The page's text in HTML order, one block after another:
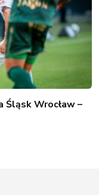
Śląsk Wrocław –